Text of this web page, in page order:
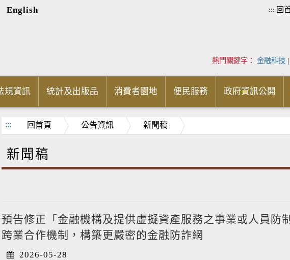
English ::: 回
熱門關鍵字： 金融科技 |
規資訊 統計及出版品 消費者園地 便民服務 政府資訊公開
::: 回首頁 公告資訊 新聞稿
新聞稿
預告修正「金融機構及提供虛擬資產服務之事業或人員防
跨業合作機制，構築更嚴密的金融防詐網
2026-05-28